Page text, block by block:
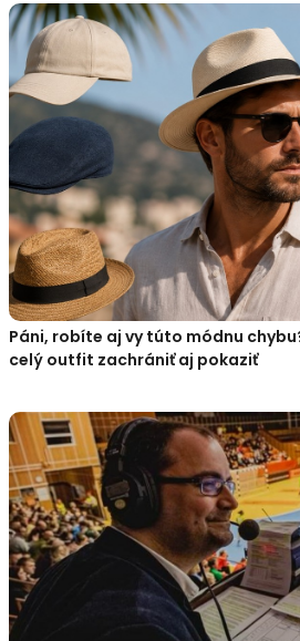
Páni, robíte aj vy túto módnu
celý outfit zachrániť aj pokaziť